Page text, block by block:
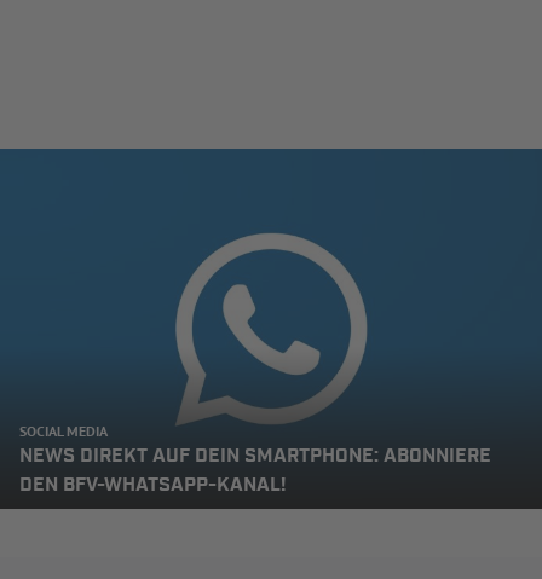
SOCIAL MEDIA
NEWS DIREKT AUF DEIN SMARTPHONE: ABONNIERE
DEN BFV-WHATSAPP-KANAL!